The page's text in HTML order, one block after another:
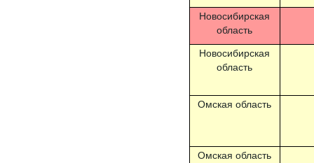
Новосибирская
область
Новосибирская
область
Омская область
Омская область